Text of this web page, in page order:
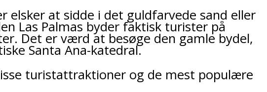
elsker at sidde i det guldfarvede sand eller
Las Palmas byder faktisk turister på
Det er værd at besøge den gamle bydel,
Santa Ana-katedral.
turistattraktioner og de mest populære